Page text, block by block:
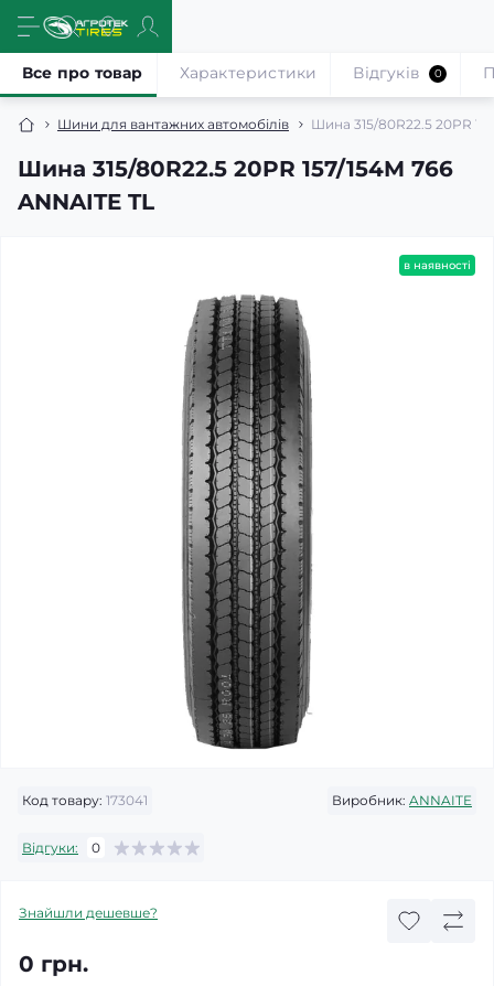
Шини для вантажних автомобілів Шина 315/80R22.5 20PR
Шина 315/80R22.5 20PR 157/154M 766
ANNAITE TL
Все про товар Характеристики Відгуків 0
в наявності
Код товару: 173041 Виробник: ANNAITE
Відгуки: 0
Знайшли дешевше?
0 грн.